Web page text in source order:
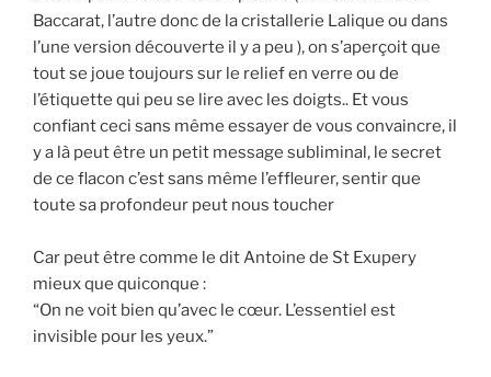
Baccarat, l’autre donc de la cristallerie Lalique ou dans
l’une version découverte il y a peu ), on s’aperçoit que
tout se joue toujours sur le relief en verre ou de
l’étiquette qui peu se lire avec les doigts.. Et vous
confiant ceci sans même essayer de vous convaincre, il
y a là peut être un petit message subliminal, le secret
de ce flacon c’est sans même l’effleurer, sentir que
toute sa profondeur peut nous toucher
Car peut être comme le dit Antoine de St Exupery
mieux que quiconque :
“On ne voit bien qu’avec le cœur. L’essentiel est
invisible pour les yeux.”